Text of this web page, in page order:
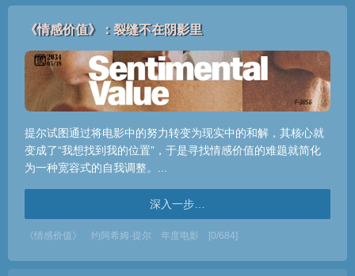
《情感价值》：裂缝不在阴影里
提尔试图通过将电影中的努力转变为现实中的和解，其核心就
变成了“我想找到我的位置”，于是寻找情感价值的难题就简化
为一种宽容式的自我调整。...
深入一步…
《情感价值》 约阿希姆·提尔 年度电影 [0/684]